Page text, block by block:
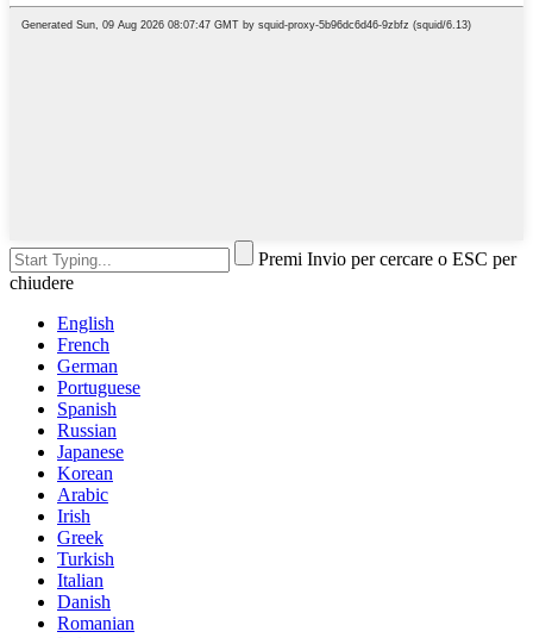
Premi Invio per cercare o ESC per
chiudere
English
French
German
Portuguese
Spanish
Russian
Japanese
Korean
Arabic
Irish
Greek
Turkish
Italian
Danish
Romanian